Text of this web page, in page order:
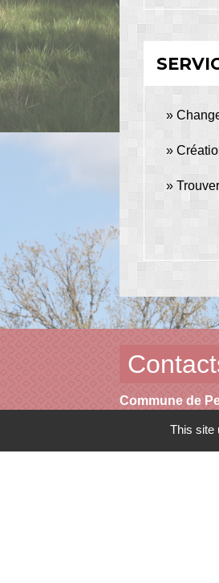
Commune de
87300 Peyrat-
This site